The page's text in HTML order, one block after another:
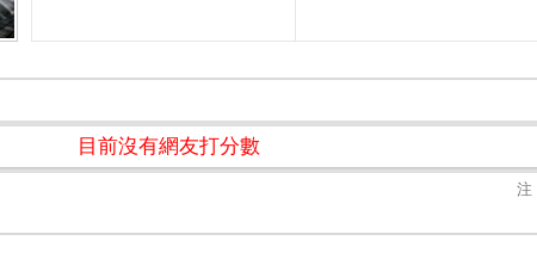
目前沒有網友打分數
注